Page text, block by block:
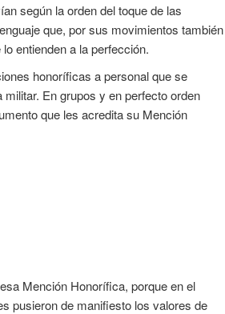
según la orden del toque de las
que, por sus movimientos también
entienden a la perfección.
honoríficas a personal que se
En grupos y en perfecto orden
que les acredita su Mención
Mención Honorífica, porque en el
pusieron de manifiesto los valores de